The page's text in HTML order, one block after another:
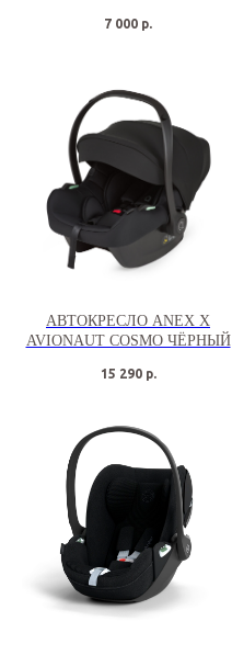
7 000 р.
АВТОКРЕСЛО ANEX X
AVIONAUT COSMO ЧЁРНЫЙ
15 290 р.